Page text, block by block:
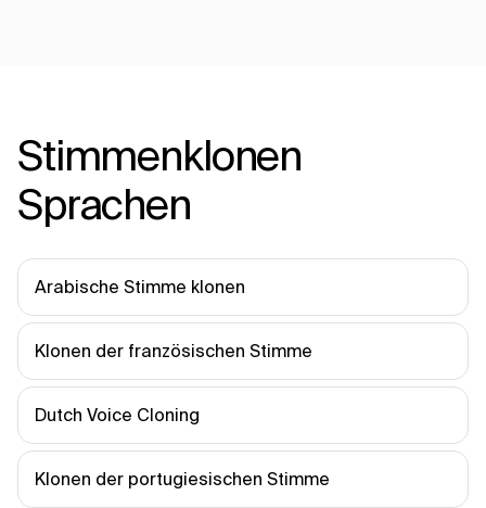
Stimmenklonen
Sprachen
Arabische Stimme klonen
Klonen der französischen Stimme
Dutch Voice Cloning
Klonen der portugiesischen Stimme